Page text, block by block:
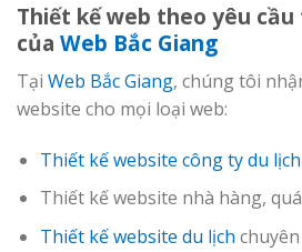
Thiết kế web theo yêu cầu
của Web Bắc Giang
Tại Web Bắc Giang, chúng tôi
website cho mọi loại web:
Thiết kế website công ty du lịch
Thiết kế website nhà hàng,
Thiết kế website du lịch